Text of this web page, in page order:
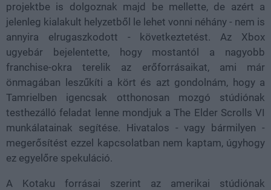
projektbe is dolgoznak majd be mellette, de azért a
jelenleg kialakult helyzetből le lehet vonni néhány - nem is
annyira elrugaszkodott - következtetést. Az Xbox
ugyebár bejelentette, hogy mostantól a nagyobb
franchise-okra terelik az erőforrásaikat, ami már
önmagában leszűkíti a kört és azt gondolnám, hogy a
Tamrielben igencsak otthonosan mozgó stúdiónak
testhezálló feladat lenne mondjuk a The Elder Scrolls VI
munkálatainak segítése. Hivatalos - vagy bármilyen -
megerősítést ezzel kapcsolatban nem kaptam, úgyhogy
ez egyelőre spekuláció.
A Kotaku forrásai szerint az amerikai stúdiónak